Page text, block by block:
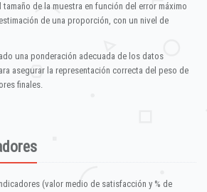
tamaño de la muestra en función del error máximo
de una proporción, con un nivel de
una ponderación adecuada de los datos
asegurar la representación correcta del peso de
finales.
(valor medio de satisfacción y % de